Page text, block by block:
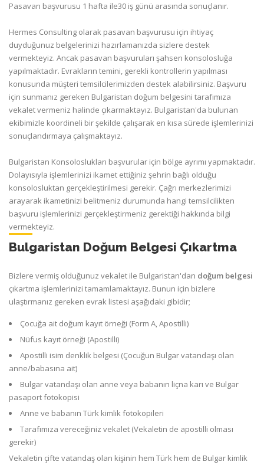
Pasavan başvurusu 1 hafta ile30 iş günü arasında sonuçlanır.
Hermes Consulting olarak pasavan başvurusu için ihtiyaç
duyduğunuz belgelerinizi hazırlamanızda sizlere destek
vermekteyiz. Ancak pasavan başvuruları şahsen konsolosluğa
yapılmaktadır. Evrakların temini, gerekli kontrollerin yapılması
konusunda müşteri temsilcilerimizden destek alabilirsiniz. Başvuru
için sunmanız gereken Bulgaristan doğum belgesini tarafımıza
vekalet vermeniz halinde çıkarmaktayız. Bulgaristan'da bulunan
ekibimizle koordineli bir şekilde çalışarak en kısa sürede işlemlerinizi
sonuçlandırmaya çalışmaktayız.
Bulgaristan Konsoloslukları başvurular için bölge ayrımı yapmaktadır.
Dolayısıyla işlemlerinizi ikamet ettiğiniz şehrin bağlı olduğu
konsolosluktan gerçekleştirilmesi gerekir. Çağrı merkezlerimizi
arayarak ikametinizi belitmeniz durumunda hangi temsilcilikten
başvuru işlemlerinizi gerçekleştirmeniz gerektiği hakkında bilgi
vermekteyiz.
Bulgaristan Doğum Belgesi Çıkartma
Bizlere vermiş olduğunuz vekalet ile Bulgaristan'dan doğum belgesi
çıkartma işlemlerinizi tamamlamaktayız. Bunun için bizlere
ulaştırmanız gereken evrak listesi aşağıdaki gibidir;
Çocuğa ait doğum kayıt örneği (Form A, Apostilli)
Nüfus kayıt örneği (Apostilli)
Apostilli isim denklik belgesi (Çocuğun Bulgar vatandaşı olan
anne/babasına ait)
Bulgar vatandaşı olan anne veya babanın liçna karı ve Bulgar
pasaport fotokopisi
Anne ve babanın Türk kimlik fotokopileri
Tarafımıza vereceğiniz vekalet (Vekaletin de apostilli olması
gerekir)
Vekaletin çifte vatandaş olan kişinin hem Türk hem de Bulgar kimlik